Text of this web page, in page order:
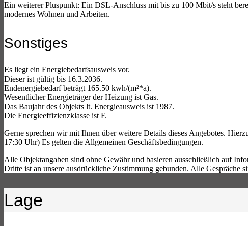
Ein weiterer Pluspunkt: Ein DSL-Anschluss mit bis zu 100 Mbit/s steht
modernes Wohnen und Arbeiten.
Sonstiges
Es liegt ein Energiebedarfsausweis vor.
Dieser ist gültig bis 16.3.2036.
Endenergiebedarf beträgt 165.50 kwh/(m²*a).
Wesentlicher Energieträger der Heizung ist Gas.
Das Baujahr des Objekts lt. Energieausweis ist 1987.
Die Energieeffizienzklasse ist F.
Gerne sprechen wir mit Ihnen über weitere Details dieses Angebotes.
17:30 Uhr) Es gelten die Allgemeinen Geschäftsbedingungen.
Alle Objektangaben sind ohne Gewähr und basieren ausschließlich auf
Dritte ist an unsere ausdrückliche Zustimmung gebunden. Alle
Lage